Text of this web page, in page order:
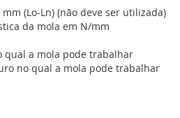
(Lo-Ln) (não deve ser utilizada)
da mola em N/mm
qual a mola pode trabalhar
no qual a mola pode trabalhar